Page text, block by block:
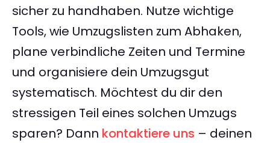
sicher zu handhaben. Nutze wichtige
Tools, wie Umzugslisten zum Abhaken,
plane verbindliche Zeiten und Termine
und organisiere dein Umzugsgut
systematisch. Möchtest du dir den
stressigen Teil eines solchen Umzugs
sparen? Dann kontaktiere uns – deinen